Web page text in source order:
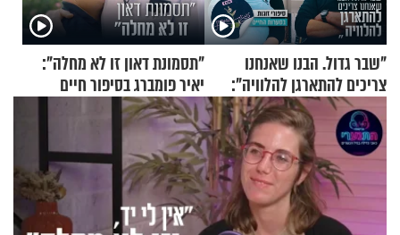
"שבר גדול. הבנו שאנחנו
צריכים להתארגן להלוויה":
זוגיות במבחן, הפעם עם מרים
וגד דנינו
"תסמונת דאון זו לא מחלה":
יאיר פומברג בסיפור חיים
מעורר השראה